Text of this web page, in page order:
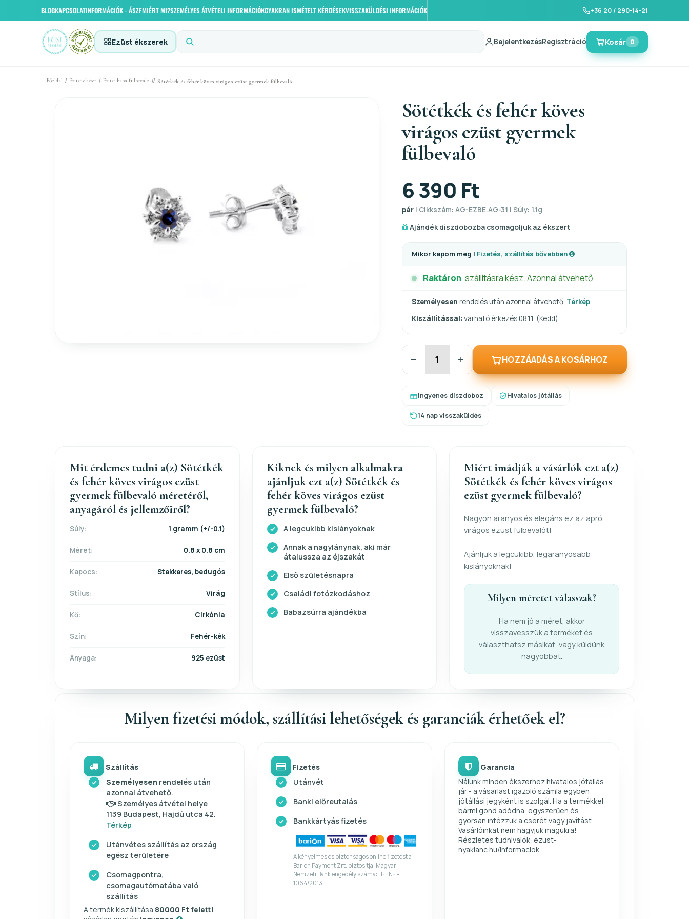
BLOGKAPCSOLATINFORMÁCIÓK - ÁSZFMIÉRT MI?SZEMÉLYES ÁTVÉTELI INFORMÁCIÓKGYAKRAN ISMÉTELT KÉRDÉSEKVISSZAKÜLDÉSI INFORMÁCIÓK +36 20 / 290-14-21
Ezüst ékszerek BejelentkezésRegisztráció Kosár 0
Főoldal / Ezüst ékszer / Ezüst baba fülbevaló // Sötétkék és fehér köves virágos ezüst gyermek fülbevaló
Sötétkék és fehér köves
virágos ezüst gyermek
fülbevaló
6 390 Ft
pár| Cikkszám: AG-EZBE.AG-31 | Súly: 1.1g
Ajándék díszdobozba csomagoljuk az ékszert
Mikor kapom meg | Fizetés, szállítás bővebben
Raktáron, szállításra kész. Azonnal átvehető
Személyesen rendelés után azonnal átvehető. Térkép
Kiszállítással: várható érkezés 08.11. (Kedd)
− + HOZZÁADÁS A KOSÁRHOZ
Ingyenes díszdoboz Hivatalos jótállás
14 nap visszaküldés
Mit érdemes tudni a(z) Sötétkék
és fehér köves virágos ezüst
gyermek fülbevaló méretéről,
anyagáról és jellemzőiről?
Súly: 1 gramm (+/-0.1)
Méret: 0.8 x 0.8 cm
Kapocs: Stekkeres, bedugós
Stílus: Virág
Kő: Cirkónia
Szín: Fehér-kék
Anyaga: 925 ezüst
Kiknek és milyen alkalmakra
ajánljuk ezt a(z) Sötétkék és
fehér köves virágos ezüst
gyermek fülbevaló?
A legcukibb kislányoknak
Annak a nagylánynak, aki már
átalussza az éjszakát
Első születésnapra
Családi fotózkodáshoz
Babazsúrra ajándékba
Miért imádják a vásárlók ezt a(z)
Sötétkék és fehér köves virágos
ezüst gyermek fülbevaló?
Nagyon aranyos és elegáns ez az apró
virágos ezüst fülbevalót!
Ajánljuk a legcukibb, legaranyosabb
kislányoknak!
Milyen méretet válasszak?
Ha nem jó a méret, akkor
visszavesszük a terméket és
választhatsz másikat, vagy küldünk
nagyobbat.
Milyen fizetési módok, szállítási lehetőségek és garanciák érhetőek el?
Szállítás
Személyesen rendelés után
azonnal átvehető.
Személyes átvétel helye
1139 Budapest, Hajdú utca 42.
Térkép
Utánvétes szállítás az ország
egész területére
Csomagpontra,
csomagautómatába való
szállítás
A termék kiszállítása 80000 Ft feletti
Fizetés
Utánvét
Banki előreutalás
Bankkártyás fizetés
A kényelmes és biztonságos online fizetést a
Barion Payment Zrt. biztosítja. Magyar
Nemzeti Bank engedély száma: H-EN-I-
1064/2013
Garancia
Nálunk minden ékszerhez hivatalos jótállás
jár - a vásárlást igazoló számla egyben
jótállási jegyként is szolgál. Ha a termékkel
bármi gond adódna, egyszerűen és
gyorsan intézzük a cserét vagy javítást.
Vásárlóinkat nem hagyjuk magukra!
Részletes tudnivalók: ezust-
nyaklanc.hu/informaciok